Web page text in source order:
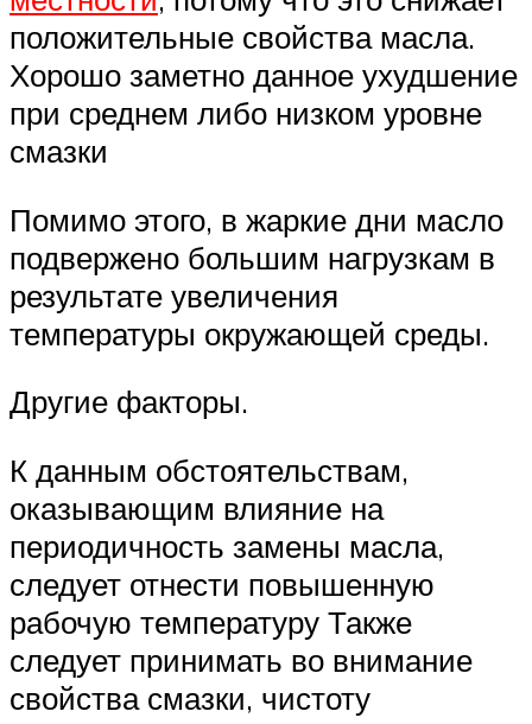
положительные свойства масла.
Хорошо заметно данное ухудшение
при среднем либо низком уровне
смазки
Помимо этого, в жаркие дни масло
подвержено большим нагрузкам в
результате увеличения
температуры окружающей среды.
Другие факторы.
К данным обстоятельствам,
оказывающим влияние на
периодичность замены масла,
следует отнести повышенную
рабочую температуру Также
следует принимать во внимание
свойства смазки, чистоту